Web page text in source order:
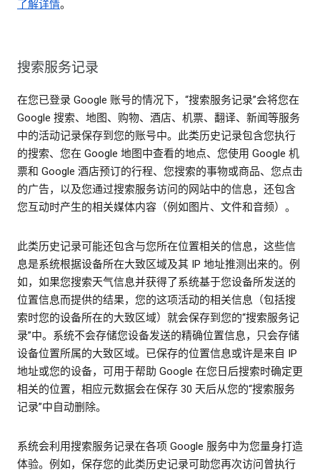
了解详情。
搜索服务记录
在您已登录 Google 账号的情况下，“搜索服务记录”会将您在
Google 搜索、地图、购物、酒店、机票、翻译、新闻等服务
中的活动记录保存到您的账号中。此类历史记录包含您执行
的搜索、您在 Google 地图中查看的地点、您使用 Google 机
票和 Google 酒店预订的行程、您搜索的事物或商品、您点击
的广告，以及您通过搜索服务访问的网站中的信息，还包含
您互动时产生的相关媒体内容（例如图片、文件和音频）。
此类历史记录可能还包含与您所在位置相关的信息，这些信
息是系统根据设备所在大致区域及其 IP 地址推测出来的。例
如，如果您搜索天气信息并获得了系统基于您设备所发送的
位置信息而提供的结果，您的这项活动的相关信息（包括搜
索时您的设备所在的大致区域）就会保存到您的“搜索服务记
录”中。系统不会存储您设备发送的精确位置信息，只会存储
设备位置所属的大致区域。已保存的位置信息或许是来自 IP
地址或您的设备，可用于帮助 Google 在您日后搜索时确定更
相关的位置，相应元数据会在保存 30 天后从您的“搜索服务
记录”中自动删除。
系统会利用搜索服务记录在各项 Google 服务中为您量身打造
体验。例如，保存您的此类历史记录可助您再次访问曾执行